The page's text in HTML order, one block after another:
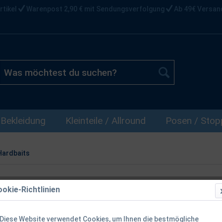
Warenpost 2,90 € mit Sendungsverfolgung Ab 49€
Bekleidung Kleinteile / Allround Posen /
Westin
WM
Richtlinien
Diese Website verwendet Cookies, um Ihnen die bestmögliche